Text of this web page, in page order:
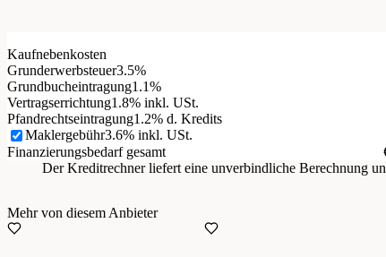
Kaufnebenkosten
Grunderwerbsteuer3.5%
Grundbucheintragung1.1%
Vertragserrichtung1.8% inkl. USt.
Pfandrechtseintragung1.2% d. Kredits
Maklergebühr3.6% inkl. USt.
Finanzierungsbedarf gesamt
Der Kreditrechner liefert eine unverbindliche Berechnung
Mehr von diesem Anbieter